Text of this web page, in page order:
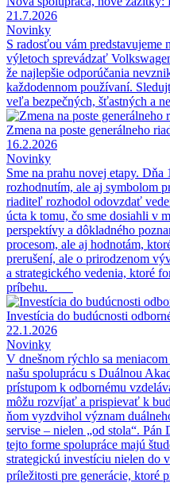
21.7.2026
Novinky
S radosťou vám predstavujeme
výletoch sprevádzať
že najlepšie odporúčania
každodennom používaní.
veľa bezpečných, šťastných a
Zmena na poste generálneho
16.2.2026
Novinky
Sme na prahu novej etapy.
rozhodnutím, ale aj symbolom
riaditeľ rozhodol odovzdať
úcta k tomu, čo sme dosiahli v
perspektívy a dôkladného
procesom, ale aj hodnotám,
prerušení, ale o prirodzenom
a strategického vedenia, ktoré
príbehu.
Investícia do budúcnosti
22.1.2026
Novinky
V dnešnom rýchlo sa
našu spoluprácu s Duálnou
prístupom k odbornému
môžu rozvíjať a prispievať k
ňom vyzdvihol význam
servise – nielen „od stola“.
tejto forme spolupráce majú
strategickú investíciu nielen do
príležitosti pre generácie, ktoré